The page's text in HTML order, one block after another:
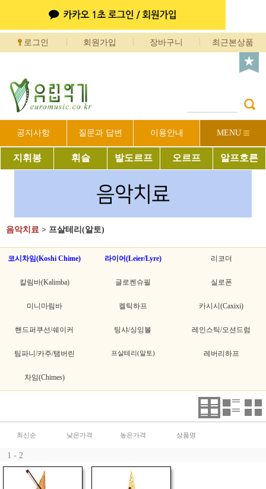
로그인 회원가입 장바구니 최근본상품
공지사항 질문과 답변 이용안내 MENU
지휘봉 휘슬 발도르프 오르프 알프호른
음악치료 > 프살테리(알토)
코시차임(Koshi Chime) 라이어(Leier/Lyre) 리코더
칼림바(Kalimba) 글로켄슈필 실로폰
미니마림바 켈틱하프 카시시(Caxixi)
핸드퍼쿠선/쉐이커 팅샤/싱잉볼 레인스틱/오션드럼
팀파니/카주/탬버린 프살테리(알토) 레버리하프
차임(Chimes)
최신순 낮은가격 높은가격 상품명
1 - 2